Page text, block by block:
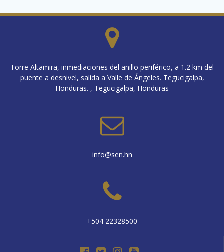
Torre Altamira, inmediaciones del anillo periférico, a 1.2 km del
puente a desnivel, salida a Valle de Ángeles. Tegucigalpa,
Honduras. , Tegucigalpa, Honduras
info@sen.hn
+504 22328500